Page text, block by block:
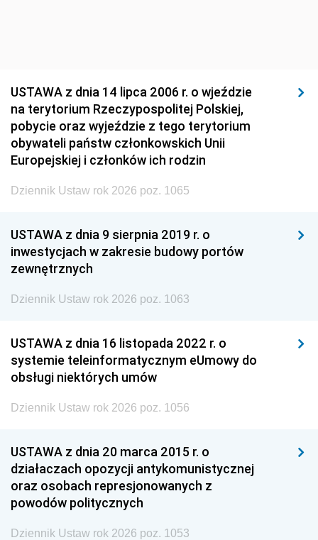
USTAWA z dnia 14 lipca 2006 r. o wjeździe
na terytorium Rzeczypospolitej Polskiej,
pobycie oraz wyjeździe z tego terytorium
obywateli państw członkowskich Unii
Europejskiej i członków ich rodzin
Dziennik Ustaw rok 2026 poz. 1065
USTAWA z dnia 9 sierpnia 2019 r. o
inwestycjach w zakresie budowy portów
zewnętrznych
Dziennik Ustaw rok 2026 poz. 1063
USTAWA z dnia 16 listopada 2022 r. o
systemie teleinformatycznym eUmowy do
obsługi niektórych umów
Dziennik Ustaw rok 2026 poz. 1056
USTAWA z dnia 20 marca 2015 r. o
działaczach opozycji antykomunistycznej
oraz osobach represjonowanych z
powodów politycznych
Dziennik Ustaw rok 2026 poz. 1053